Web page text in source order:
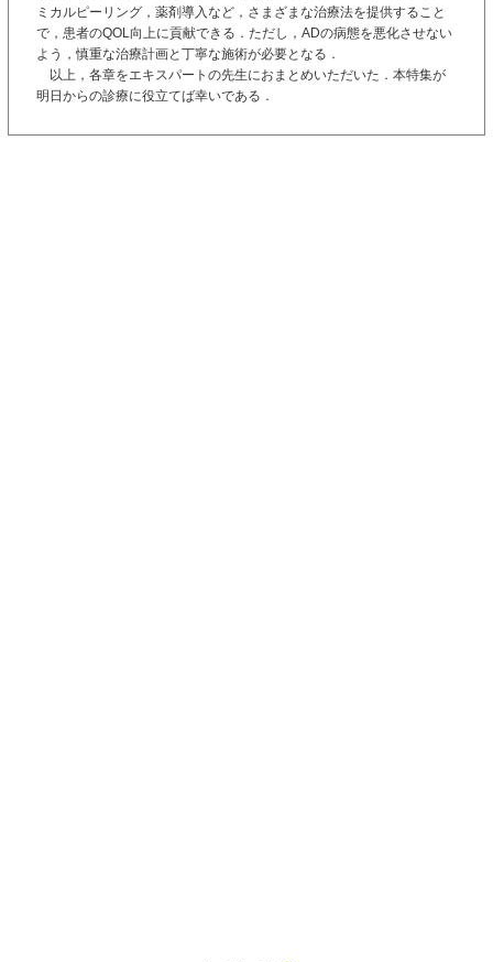
ミカルピーリング，薬剤導入など，さまざまな治療法を提供すること
で，患者のQOL向上に貢献できる．ただし，ADの病態を悪化させない
よう，慎重な治療計画と丁寧な施術が必要となる．
以上，各章をエキスパートの先生におまとめいただいた．本特集が
明日からの診療に役立てば幸いである．